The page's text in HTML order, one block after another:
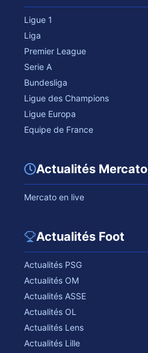
Ligue 1
Liga
Premier League
Serie A
Bundesliga
Ligue des Champions
Ligue Europa
Equipe de France
Actualités Mercato
Mercato en live
Actualités Foot
Actualités PSG
Actualités OM
Actualités ASSE
Actualités OL
Actualités Lens
Actualités Lille